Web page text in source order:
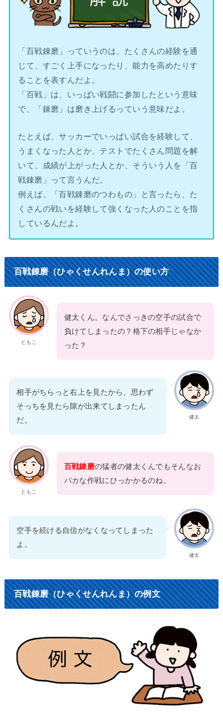
「百戦錬磨」っていうのは、たくさんの経験を通
じて、すごく上手になったり、能力を高めたりす
ることを表すんだよ。
「百戦」は、いっぱい戦闘に参加したという意味
で、「錬磨」は磨き上げるっていう意味だよ。
たとえば、サッカーでいっぱい試合を経験して、
うまくなった人とか、テストでたくさん問題を解
いて、成績が上がった人とか、そういう人を「百
戦錬磨」って言うんだ。
例えば、「百戦錬磨のつわもの」と言ったら、た
くさんの戦いを経験して強くなった人のことを指
しているんだよ。
百戦錬磨（ひゃくせんれんま）の使い方
ともこ
健太くん。なんでさっきの空手の試合で
負けてしまったの？格下の相手じゃなか
った？
健太
相手がちらっと右上を見たから、思わず
そっちを見たら隙が出来てしまったん
だ。
ともこ
百戦錬磨の猛者の健太くんでもそんなお
バカな作戦にひっかかるのね。
健太
空手を続ける自信がなくなってしまった
よ。
百戦錬磨（ひゃくせんれんま）の例文